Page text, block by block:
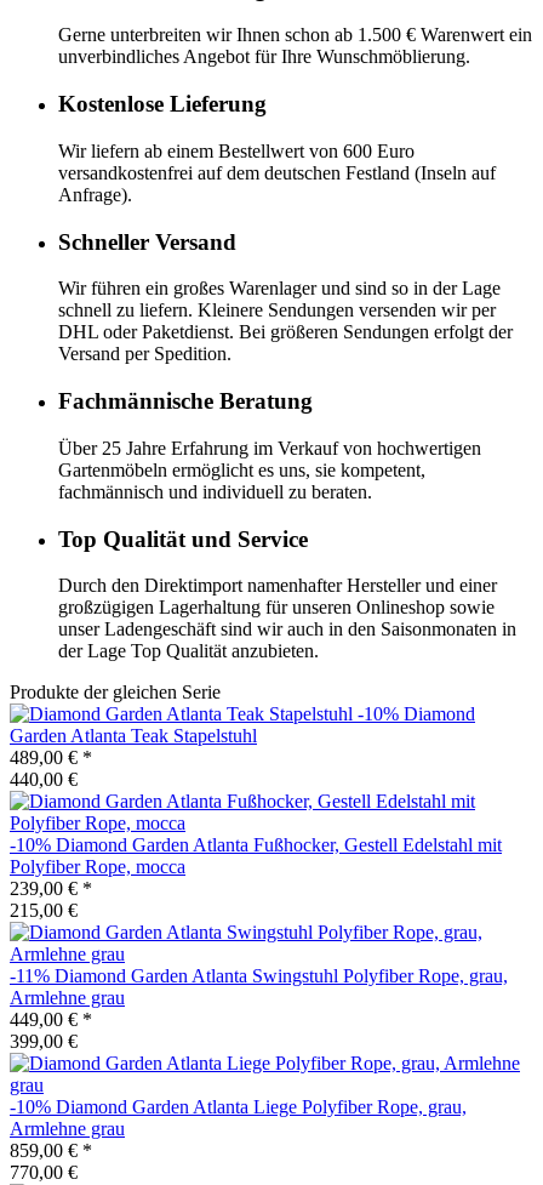
Gerne unterbreiten wir Ihnen schon ab 1.500 € Warenwert ein
unverbindliches Angebot für Ihre Wunschmöblierung.
Kostenlose Lieferung
Wir liefern ab einem Bestellwert von 600 Euro
versandkostenfrei auf dem deutschen Festland (Inseln auf
Anfrage).
Schneller Versand
Wir führen ein großes Warenlager und sind so in der Lage
schnell zu liefern. Kleinere Sendungen versenden wir per
DHL oder Paketdienst. Bei größeren Sendungen erfolgt der
Versand per Spedition.
Fachmännische Beratung
Über 25 Jahre Erfahrung im Verkauf von hochwertigen
Gartenmöbeln ermöglicht es uns, sie kompetent,
fachmännisch und individuell zu beraten.
Top Qualität und Service
Durch den Direktimport namenhafter Hersteller und einer
großzügigen Lagerhaltung für unseren Onlineshop sowie
unser Ladengeschäft sind wir auch in den Saisonmonaten in
der Lage Top Qualität anzubieten.
Produkte der gleichen Serie
-10% Diamond
Garden Atlanta Teak Stapelstuhl
489,00 € *
440,00 €
-10% Diamond Garden Atlanta Fußhocker, Gestell Edelstahl mit
Polyfiber Rope, mocca
239,00 € *
215,00 €
-11% Diamond Garden Atlanta Swingstuhl Polyfiber Rope, grau,
Armlehne grau
449,00 € *
399,00 €
-10% Diamond Garden Atlanta Liege Polyfiber Rope, grau,
Armlehne grau
859,00 € *
770,00 €